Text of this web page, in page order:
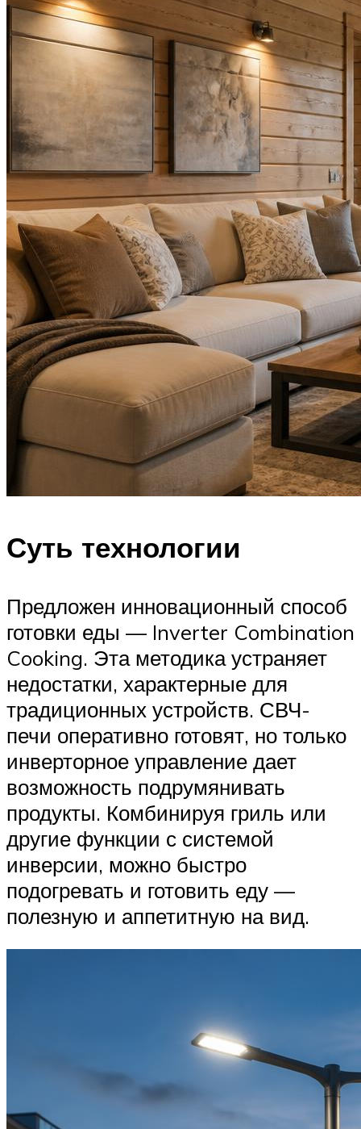
Суть технологии
Предложен инновационный способ
готовки еды — Inverter Combination
Cooking. Эта методика устраняет
недостатки, характерные для
традиционных устройств. СВЧ-
печи оперативно готовят, но только
инверторное управление дает
возможность подрумянивать
продукты. Комбинируя гриль или
другие функции с системой
инверсии, можно быстро
подогревать и готовить еду —
полезную и аппетитную на вид.